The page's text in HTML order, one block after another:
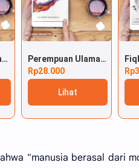
Islam Agama Ramah Perempuan
Perempuan Ulama di Atas Panggung Sejarah
Rp28.000
Lihat
"manusia berasal dari